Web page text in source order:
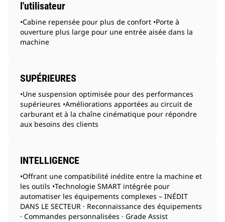
l'utilisateur
•Cabine repensée pour plus de confort •Porte à
ouverture plus large pour une entrée aisée dans la
machine
SUPÉRIEURES
•Une suspension optimisée pour des performances
supérieures •Améliorations apportées au circuit de
carburant et à la chaîne cinématique pour répondre
aux besoins des clients
INTELLIGENCE
•Offrant une compatibilité inédite entre la machine et
les outils •Technologie SMART intégrée pour
automatiser les équipements complexes – INÉDIT
DANS LE SECTEUR · Reconnaissance des équipements
· Commandes personnalisées · Grade Assist